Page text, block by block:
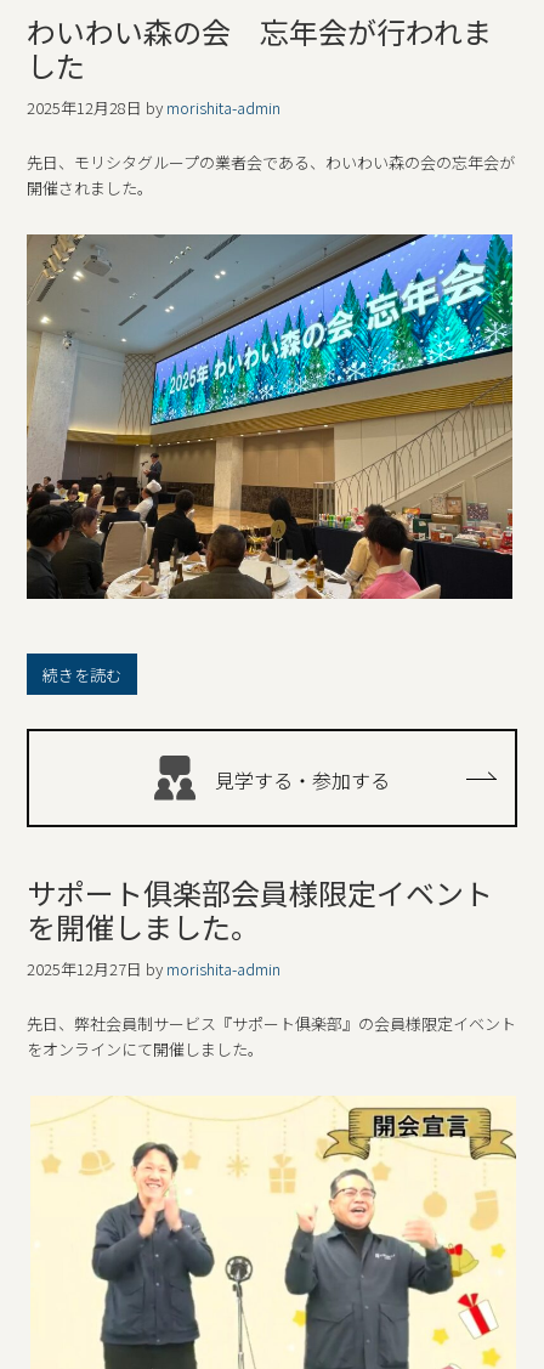
わいわい森の会 忘年会が行われま
した
2025年12月28日 by morishita-admin
先日、モリシタグループの業者会である、わいわい森の会の忘年会が
開催されました。
続きを読む
見学する・参加する
サポート俱楽部会員様限定イベント
を開催しました。
2025年12月27日 by morishita-admin
先日、弊社会員制サービス『サポート俱楽部』の会員様限定イベント
をオンラインにて開催しました。